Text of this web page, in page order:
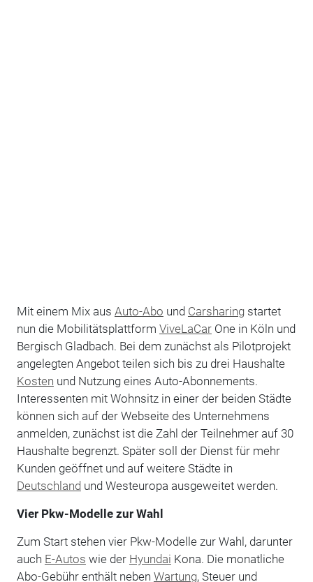
Mit einem Mix aus Auto-Abo und Carsharingstartet
nun die Mobilitätsplattform ViveLaCarOne in Köln und
Bergisch Gladbach. Bei dem zunächst als Pilotprojekt
angelegten Angebot teilen sich bis zu drei Haushalte
Kosten und Nutzung eines Auto-Abonnements.
Interessenten mit Wohnsitz in einer der beiden Städte
können sich auf der Webseite des Unternehmens
anmelden, zunächst ist die Zahl der Teilnehmer auf 30
Haushalte begrenzt. Später soll der Dienst für mehr
Kunden geöffnet und auf weitere Städte in
Deutschland und Westeuropa ausgeweitet werden.
Vier Pkw-Modelle zur Wahl
Zum Start stehen vier Pkw-Modelle zur Wahl, darunter
auch E-Autos wie der Hyundai Kona. Die monatliche
Abo-Gebühr enthält neben Wartung, Steuer und